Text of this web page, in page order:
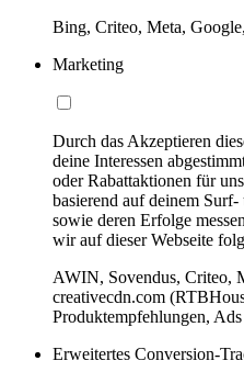
Bing, Criteo, Meta,
Marketing
Durch das Akzeptieren
deine Interessen
oder Rabattaktionen für
basierend auf deinem
sowie deren Erfolge
wir auf dieser Webseite
AWIN, Sovendus, Criteo,
creativecdn.com
Produktempfehlungen,
Erweitertes Conversion-